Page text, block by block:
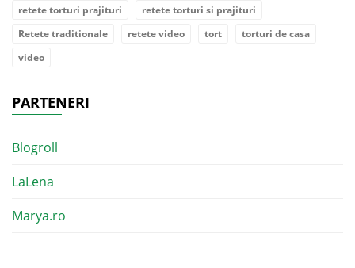
retete torturi prajituri
retete torturi si prajituri
Retete traditionale
retete video tort
torturi de casa
video
PARTENERI
Blogroll
LaLena
Marya.ro